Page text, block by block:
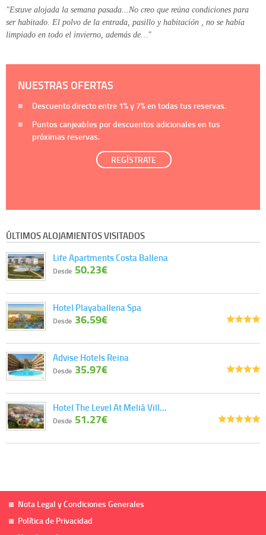
"Estuve alojada la semana pasada...No creo que reúna condiciones para
ser habitado. El polvo de la entrada, pasillo y habitación , no se había
limpiado en todo el invierno, además de…"
NUESTRAS OFERTAS
Descuento directo entre 1%y 7%en todas tus reservas.
Puntos canjeables por descuentos adicionales en tus
próximas reservas.
REGÍSTRATE
ÚLTIMOS ALOJAMIENTOS VISITADOS
Life Apartments Costa Ballena
Desde 50.23€
Hotel Playaballena Spa
Desde 36.59€
Advise Hotels Reina
Desde 35.97€
Hotel The Level At Meliá Vill…
Desde 51.27€
Nota Legal y Condiciones Generales
Política de Privacidad